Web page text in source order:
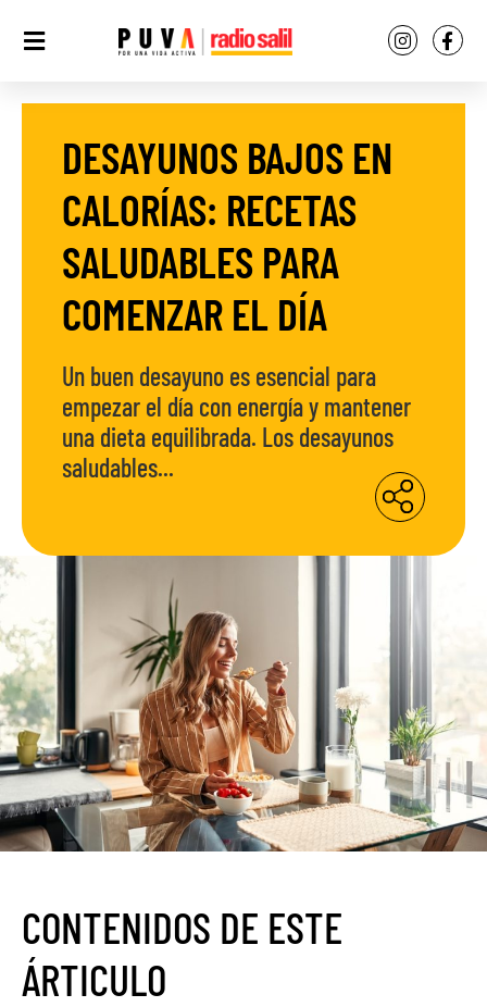
DESAYUNOS BAJOS EN
CALORÍAS: RECETAS
SALUDABLES PARA
COMENZAR EL DÍA
Un buen desayuno es esencial para
empezar el día con energía y mantener
una dieta equilibrada. Los desayunos
saludables...
CONTENIDOS DE ESTE
ÁRTICULO